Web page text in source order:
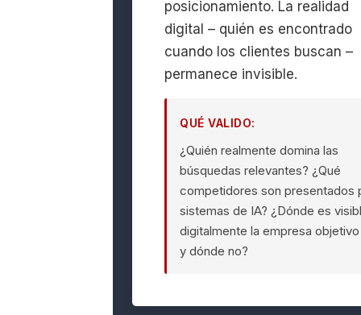
posicionamiento. La realidad
digital – quién es encontrado
cuando los clientes buscan –
permanece invisible.
QUÉ VALIDO:
¿Quién realmente domina las
búsquedas relevantes? ¿Qué
competidores son presentados
sistemas de IA? ¿Dónde es
digitalmente la empresa
y dónde no?